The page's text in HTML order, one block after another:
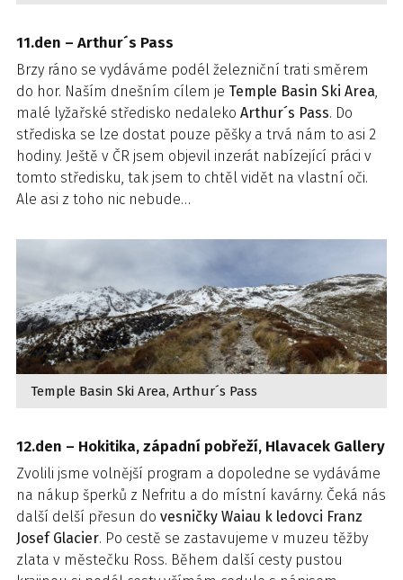
11.den – Arthur´s Pass
Brzy ráno se vydáváme podél železniční trati směrem
do hor. Naším dnešním cílem je Temple Basin Ski Area,
malé lyžařské středisko nedaleko Arthur´s Pass. Do
střediska se lze dostat pouze pěšky a trvá nám to asi 2
hodiny. Ještě v ČR jsem objevil inzerát nabízející práci v
tomto středisku, tak jsem to chtěl vidět na vlastní oči.
Ale asi z toho nic nebude…
Temple Basin Ski Area, Arthur´s Pass
12.den – Hokitika, západní pobřeží, Hlavacek Gallery
Zvolili jsme volnější program a dopoledne se vydáváme
na nákup šperků z Nefritu a do místní kavárny. Čeká nás
další delší přesun do vesničky Waiau k ledovci Franz
Josef Glacier. Po cestě se zastavujeme v muzeu těžby
zlata v městečku Ross. Během další cesty pustou